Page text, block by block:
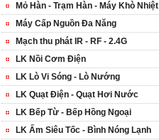
Mỏ Hàn - Trạm Hàn - Máy Khò Nhiệt
Máy Cấp Nguồn Đa Năng
Mạch thu phát IR - RF - 2.4G
LK Nồi Cơm Điện
LK Lò Vi Sóng - Lò Nướng
LK Quạt Điện - Quạt Hơi Nước
LK Bếp Từ - Bếp Hồng Ngoại
LK Ấm Siêu Tốc - Bình Nóng Lạnh